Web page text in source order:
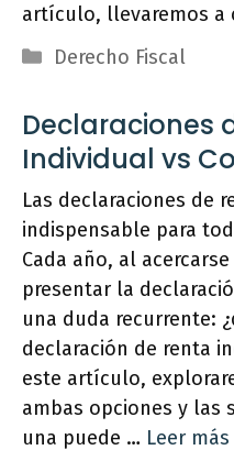
artículo, llevaremos a
Categorías
Derecho Fiscal
Declaraciones
Individual vs
Las declaraciones de
indispensable para
Cada año, al
presentar la
una duda recurrente:
declaración de renta
este artículo,
ambas opciones y las
una puede … Leer más